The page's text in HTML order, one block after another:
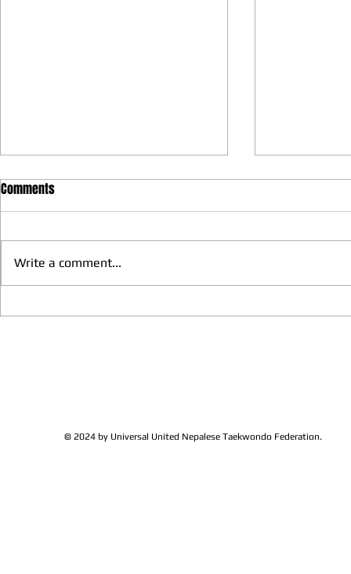
We have more Taekwondo
Thankful to
Comments
Write a comment...
© 2024 by Universal United Nepalese Taekwondo Federation.